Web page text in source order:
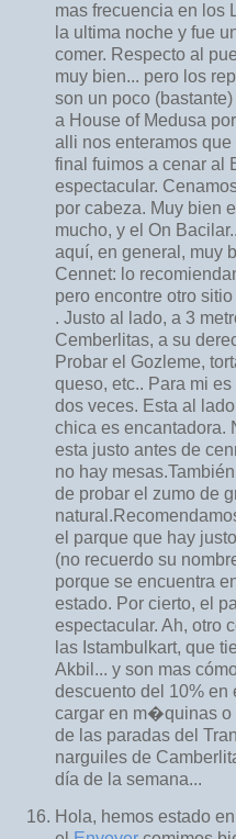
mas frecuencia en los
la ultima noche y fue
comer. Respecto al
muy bien... pero los
son un poco
a House of Medusa
alli nos enteramos que
final fuimos a cenar al
espectacular.
por cabeza. Muy bien
mucho, y el On
aquí, en general, muy
Cennet: lo
pero encontre otro
. Justo al lado, a 3
Cemberlitas, a su
Probar el Gozleme,
queso, etc.. Para mi
dos veces. Esta al
chica es encantadora.
esta justo antes de
no hay
de probar el zumo de
el parque que hay
(no recuerdo su
porque se encuentra
estado. Por cierto, el
espectacular. Ah, otro
las Istambulkart, que
Akbil... y son mas
descuento del 10% en
cargar en m�quinas o
de las paradas del
narguiles de
día de la semana...
Hola, hemos estado